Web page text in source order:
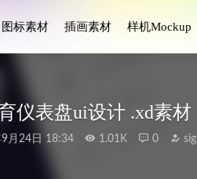
图标素材 插画素材 样机Mockup
仪表盘ui设计 .xd素材
月24日 18:34 1.01K 0 sig